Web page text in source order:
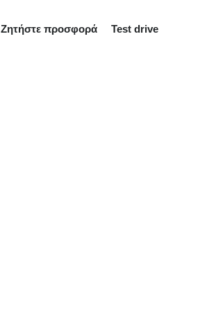
Ζητήστε προσφορά Test drive